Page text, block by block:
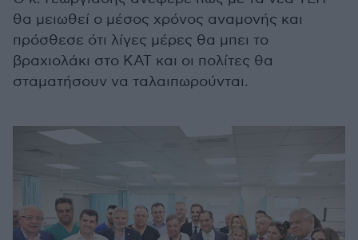
θα μειωθεί ο μέσος χρόνος αναμονής και
πρόσθεσε ότι λίγες μέρες θα μπει το
βραχιολάκι στο ΚΑΤ και οι πολίτες θα
σταματήσουν να ταλαιπωρούνται.